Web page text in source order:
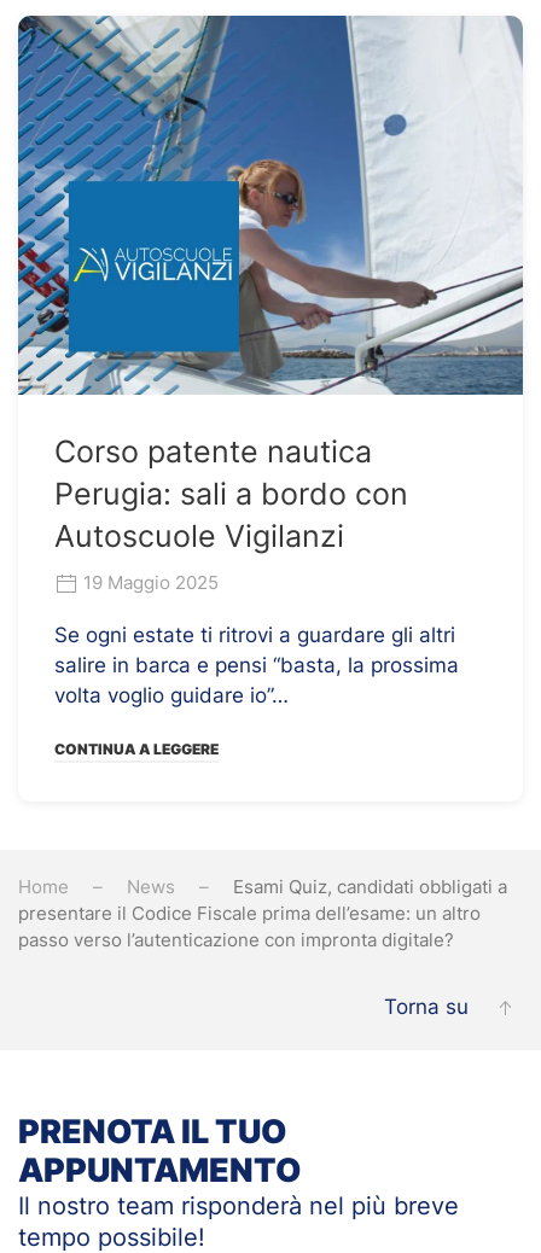
Corso patente nautica
Perugia: sali a bordo con
Autoscuole Vigilanzi
19 Maggio 2025
Se ogni estate ti ritrovi a guardare gli altri
salire in barca e pensi “basta, la prossima
volta voglio guidare io”…
CONTINUA A LEGGERE
Home News
Esami Quiz, candidati obbligati a
presentare il Codice Fiscale prima dell’esame: un altro
passo verso l’autenticazione con impronta digitale?
Torna su
PRENOTA IL TUO
APPUNTAMENTO
Il nostro team risponderà nel più breve
tempo possibile!